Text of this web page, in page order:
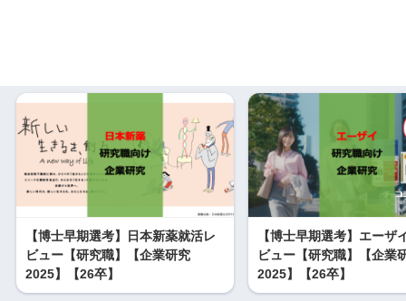
【博士早期選考】日本新薬就活レ
ビュー【研究職】【企業研究
2025】【26卒】
【博士早期選考】エーザ
ビュー【研究職】【企業
2025】【26卒】